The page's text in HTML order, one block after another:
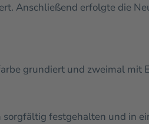
Anschließend erfolgte die
grundiert und zweimal mit
festgehalten und in